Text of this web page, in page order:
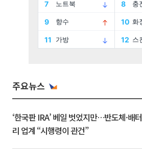
주요뉴스
‘한국판 IRA’ 베일 벗었지만…반도체·배터
리 업계 “시행령이 관건”